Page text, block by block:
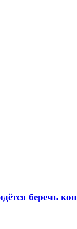
беречь